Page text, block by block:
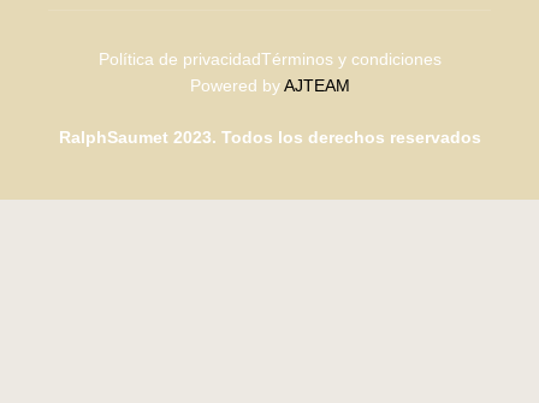
Política de privacidadTérminos y condiciones
Powered byAJTEAM
RalphSaumet 2023. Todos los derechos reservados